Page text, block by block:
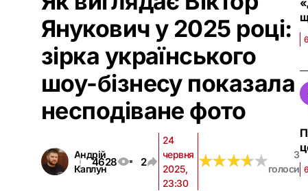
Янукович у 2025 році:
зірка українського
шоу-бізнесу показала
несподіване фото
Андрій
Каплун
4628 2
24
червня
2025,
23:30
★★★★★
★★★★★
3
голоси